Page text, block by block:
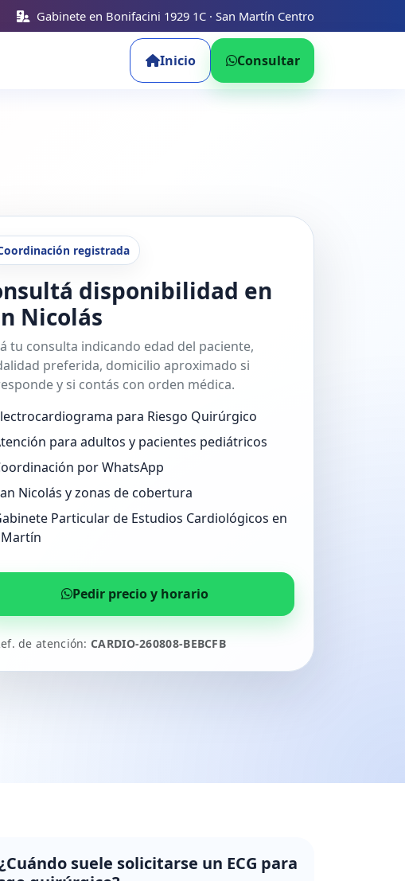
Gabinete en Bonifacini 1929 1C · San Martín Centro
Inicio Consultar
registrada
disponibilidad en
Nicolás
tu consulta indicando edad del paciente,
preferida, domicilio aproximado si
y si contás con orden médica.
para Riesgo Quirúrgico
para adultos y pacientes pediátricos
por WhatsApp
Nicolás y zonas de cobertura
Particular de Estudios Cardiológicos en
Pedir precio y horario
de atención:CARDIO-260808-BEBCFB
suele solicitarse un ECG para